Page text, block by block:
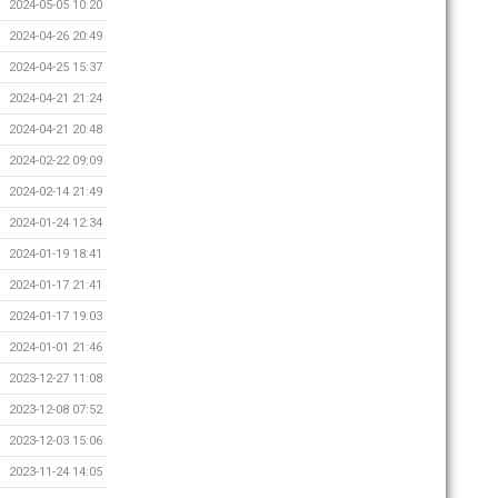
2024-05-05 10:20
2024-04-26 20:49
2024-04-25 15:37
2024-04-21 21:24
2024-04-21 20:48
2024-02-22 09:09
2024-02-14 21:49
2024-01-24 12:34
2024-01-19 18:41
2024-01-17 21:41
2024-01-17 19:03
2024-01-01 21:46
2023-12-27 11:08
2023-12-08 07:52
2023-12-03 15:06
2023-11-24 14:05